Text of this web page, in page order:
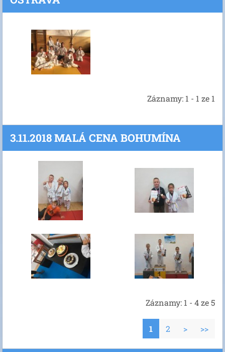
Záznamy: 1 - 1 ze 1
3.11.2018 MALÁ CENA BOHUMÍNA
Záznamy: 1 - 4 ze 5
1 2 > >>